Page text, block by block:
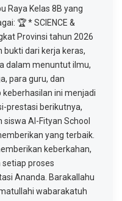
Raya Kelas 8B yang
🏆 * SCIENCE &
Provinsi tahun 2026
bukti dari kerja keras,
dalam menuntut ilmu,
para guru, dan
keberhasilan ini menjadi
prestasi berikutnya,
Al-Fityan School
yang terbaik.
keberkahan,
proses
Ananda. Barakallahu
wabarakatuh